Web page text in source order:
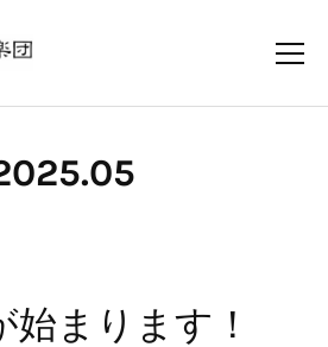
.05
まります！